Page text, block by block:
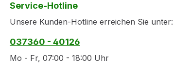
Service-Hotline
Unsere Kunden-Hotline erreichen Sie unter:
037360 - 40126
Mo - Fr, 07:00 - 18:00 Uhr